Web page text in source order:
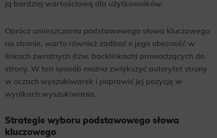
ją bardziej wartościową dla użytkowników.
Oprócz umieszczania podstawowego słowa kluczowego
na stronie, warto również zadbać o jego obecność w
linkach zwrotnych (tzw. backlinkach) prowadzących do
strony. W ten sposób można zwiększyć autorytet strony
w oczach wyszukiwarek i poprawić jej pozycję w
wynikach wyszukiwania.
Strategie wyboru podstawowego słowa
kluczowego